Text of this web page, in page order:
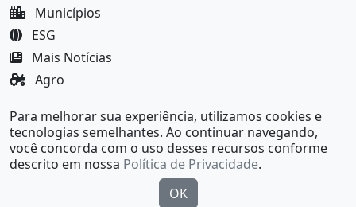
Municípios
ESG
Mais Notícias
Agro
MundoBA Black
Para melhorar sua experiência, utilizamos cookies e
tecnologias semelhantes. Ao continuar navegando,
você concorda com o uso desses recursos conforme
descrito em nossa Política de Privacidade.
OK